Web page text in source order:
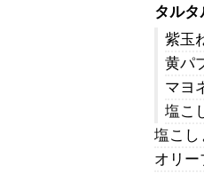
タルタ
紫玉
黄パ
マヨ
塩こ
塩こし
オリー